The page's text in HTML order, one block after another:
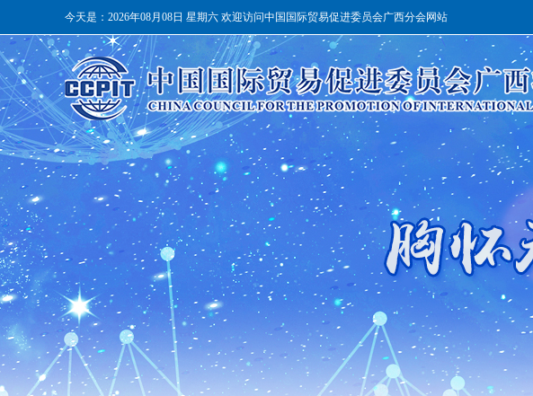
今天是： 2026年08月08日 星期六 欢迎访问中国国际贸易促进委员会广西分会网站